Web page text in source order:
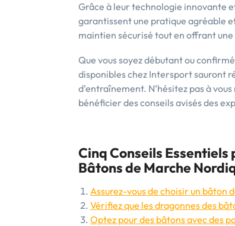
Grâce à leur technologie innovante
garantissent une pratique agréable
maintien sécurisé tout en offrant
Que vous soyez débutant ou
disponibles chez Intersport sauront
d’entraînement. N’hésitez pas à
bénéficier des conseils avisés des
Cinq Conseils Essentiels
Bâtons de Marche
Assurez-vous de choisir un bâton
Vérifiez que les dragonnes des
Optez pour des bâtons avec des